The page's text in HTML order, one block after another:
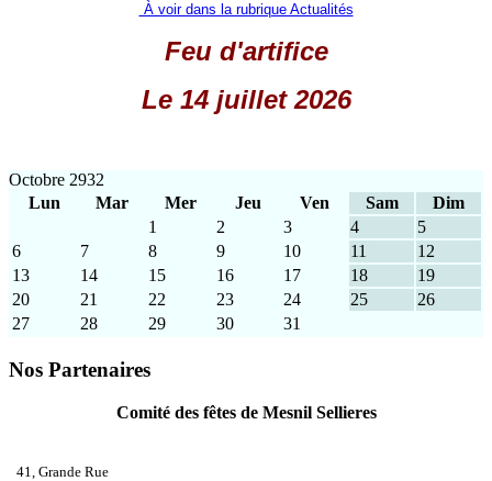
À voir dans la rubrique Actualités
Feu d'artifice
Le 14 juillet 2026
Octobre 2932
Lun
Mar Mer Jeu Ven Sam
Dim
1
2 3 4
5
6
7 8 9 10 11
12
13
14 15 16 17 18
19
20
21 22 23 24 25
26
27
28 29 30 31
Nos Partenaires
Comité des fêtes de Mesnil Sellieres
41, Grande Rue